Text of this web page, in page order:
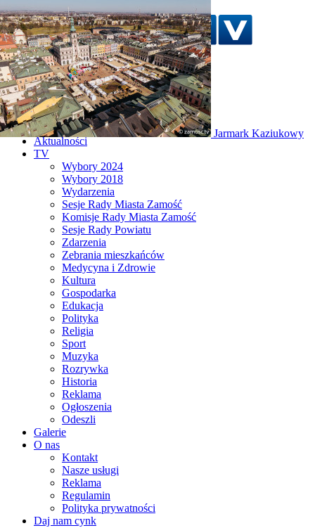
Szukaj w serwisie
Strona główna
Aktualności
TV
Wybory 2024
Wybory 2018
Wydarzenia
Sesje Rady Miasta Zamość
Komisje Rady Miasta Zamość
Sesje Rady Powiatu
Zdarzenia
Zebrania mieszkańców
Medycyna i Zdrowie
Kultura
Gospodarka
Edukacja
Polityka
Religia
Sport
Muzyka
Rozrywka
Historia
Reklama
Ogłoszenia
Odeszli
Galerie
O nas
Kontakt
Nasze usługi
Reklama
Regulamin
Polityka prywatności
Daj nam cynk
Zorza polarna nad
Zamościem!